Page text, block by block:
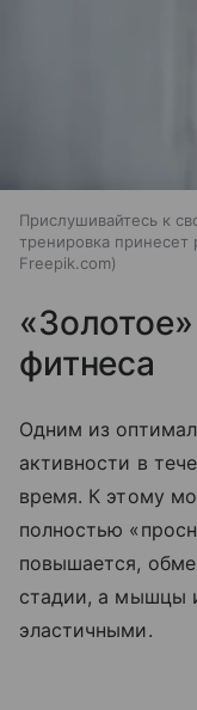
Прислушивайтесь к
тренировка принесет
Freepik.com
фитнеса
Одним из
активности в
время. К этому
полностью
повышается,
стадии, а мышцы
эластичными.